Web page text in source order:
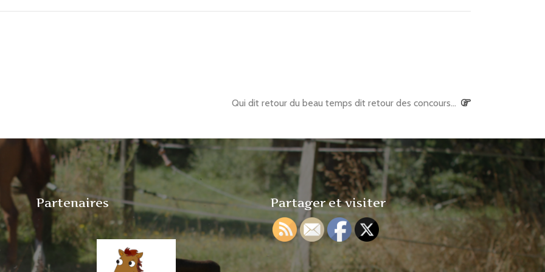
Qui dit retour du beau temps dit retour des concours…
Next
Partenaires Partager et visiter